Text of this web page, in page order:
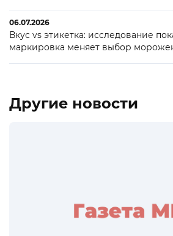
06.07.2026
Вкус vs этикетка: исследование
маркировка меняет выбор
Другие новости